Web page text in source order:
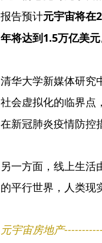
报告预计元宇宙将在
年将达到1.5万亿美元
清华大学新媒体研究
社会虚拟化的临界点
在新冠肺炎疫情防控
另一方面，线上生活
的平行世界，人类现
元宇宙房地产